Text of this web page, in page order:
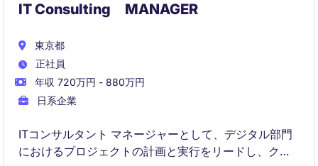
IT Consulting MANAGER
東京都
正社員
年収 720万円 - 880万円
日系企業
ITコンサルタント マネージャーとして、デジタル部門
におけるプロジェクトの計画と実行をリードし、クラ